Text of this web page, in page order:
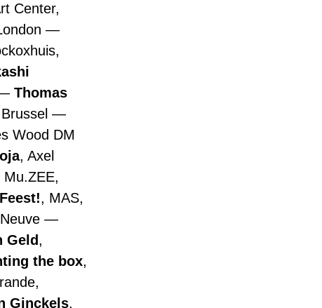
Center,
Thomas
Wood DM
, Axel
Mu.ZEE,
Feest!, MAS,
Geld,
the box,
Ginckels,